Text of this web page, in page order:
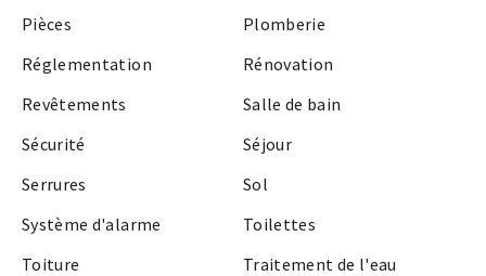
Pièces
Plomberie
Réglementation
Rénovation
Revêtements
Salle de bain
Sécurité
Séjour
Serrures
Sol
Système d'alarme
Toilettes
Toiture
Traitement de l'eau